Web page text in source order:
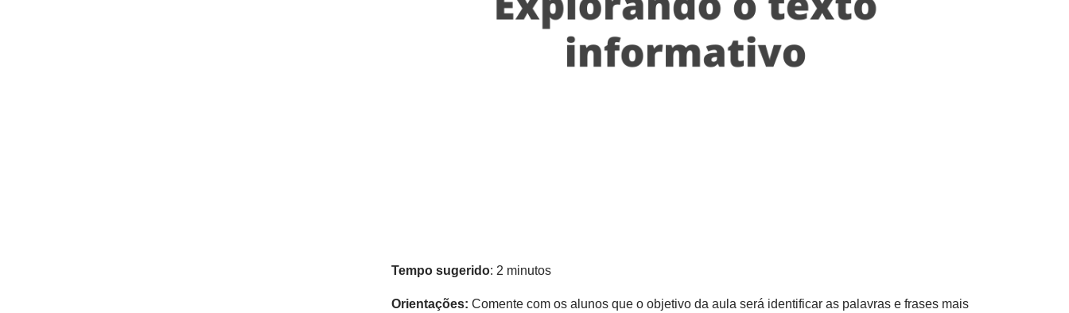
Tempo sugerido: 2 minutos
Orientações: Comente com os alunos que o objetivo da aula será identificar as palavras e frases mais